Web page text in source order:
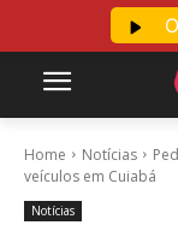
Home Notícias
veículos em Cuiabá
Notícias